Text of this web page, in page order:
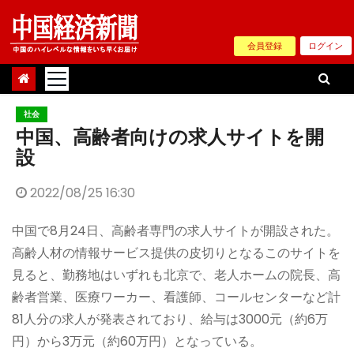
Skip
content
会員登録 ログイン
社会
中国、高齢者向けの求人サイトを開
設
2022/08/25 16:30
中国で8月24日、高齢者専門の求人サイトが開設された。
高齢人材の情報サービス提供の皮切りとなるこのサイトを
見ると、勤務地はいずれも北京で、老人ホームの院長、高
齢者営業、医療ワーカー、看護師、コールセンターなど計
81人分の求人が発表されており、給与は3000元（約6万
円）から3万元（約60万円）となっている。